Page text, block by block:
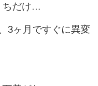
ちだけ…
3ヶ月ですぐに異変